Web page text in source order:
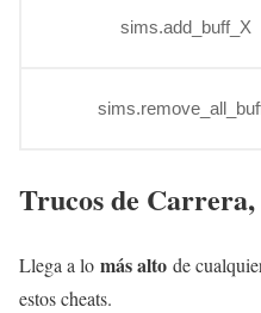
sims.add_buff_X
Trucos de
Llega a lo más alto de
estos cheats.